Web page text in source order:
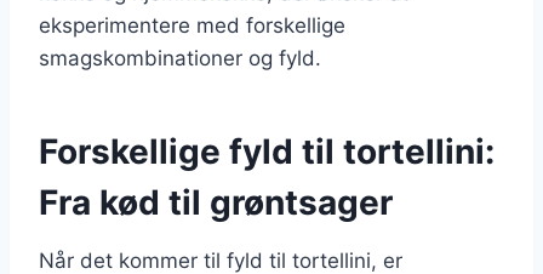
eksperimentere med forskellige
smagskombinationer og fyld.
Forskellige fyld til tortellini:
Fra kød til grøntsager
Når det kommer til fyld til tortellini, er